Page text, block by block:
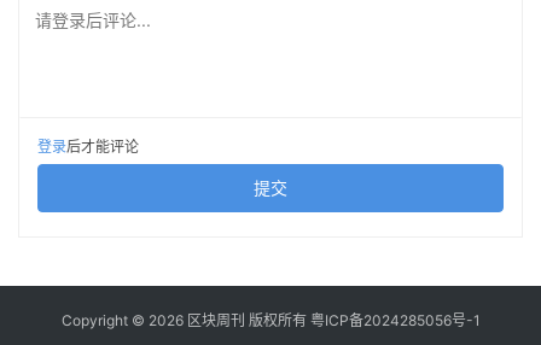
回到现在。
请登录后评论...
登录后才能评论
提交
Copyright © 2026 区块周刊 版权所有 粤ICP备2024285056号-1